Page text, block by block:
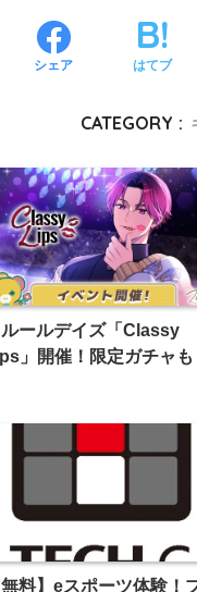
シェア はてブ
CATEGORY :
ールデイズ「Classy
」開催！限定ガチャも
無料】eスポーツ体験！